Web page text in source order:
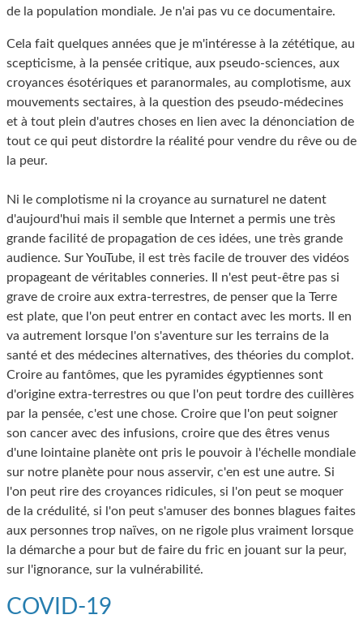
de la population mondiale. Je n'ai pas vu ce documentaire.
Cela fait quelques années que je m'intéresse à la zététique, au
scepticisme, à la pensée critique, aux pseudo-sciences, aux
croyances ésotériques et paranormales, au complotisme, aux
mouvements sectaires, à la question des pseudo-médecines
et à tout plein d'autres choses en lien avec la dénonciation de
tout ce qui peut distordre la réalité pour vendre du rêve ou de
la peur.
Ni le complotisme ni la croyance au surnaturel ne datent
d'aujourd'hui mais il semble que Internet a permis une très
grande facilité de propagation de ces idées, une très grande
audience. Sur YouTube, il est très facile de trouver des vidéos
propageant de véritables conneries. Il n'est peut-être pas si
grave de croire aux extra-terrestres, de penser que la Terre
est plate, que l'on peut entrer en contact avec les morts. Il en
va autrement lorsque l'on s'aventure sur les terrains de la
santé et des médecines alternatives, des théories du complot.
Croire au fantômes, que les pyramides égyptiennes sont
d'origine extra-terrestres ou que l'on peut tordre des cuillères
par la pensée, c'est une chose. Croire que l'on peut soigner
son cancer avec des infusions, croire que des êtres venus
d'une lointaine planète ont pris le pouvoir à l'échelle mondiale
sur notre planète pour nous asservir, c'en est une autre. Si
l'on peut rire des croyances ridicules, si l'on peut se moquer
de la crédulité, si l'on peut s'amuser des bonnes blagues faites
aux personnes trop naïves, on ne rigole plus vraiment lorsque
la démarche a pour but de faire du fric en jouant sur la peur,
sur l'ignorance, sur la vulnérabilité.
COVID-19